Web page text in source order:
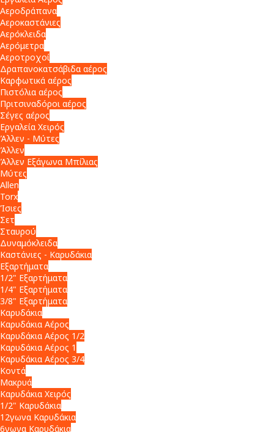
Αεροδράπανα
Αεροκαστάνιες
Αερόκλειδα
Αερόμετρα
Αεροτροχοί
Δραπανοκατσάβιδα αέρος
Καρφωτικά αέρος
Πιστόλια αέρος
Πριτσιναδόροι αέρος
Σέγες αέρος
Εργαλεία Χειρός
Άλλεν - Μύτες
Άλλεν
Άλλεν Εξάγωνα Μπίλιας
Μύτες
Allen
Torx
Ίσιες
Σετ
Σταυρού
Δυναμόκλειδα
Καστάνιες - Καρυδάκια
Εξαρτήματα
1/2" Εξαρτήματα
1/4" Εξαρτήματα
3/8" Εξαρτήματα
Καρυδάκια
Καρυδάκια Αέρος
Καρυδάκια Αέρος 1/2
Καρυδάκια Αέρος 1
Καρυδάκια Αέρος 3/4
Κοντά
Μακρυά
Καρυδάκια Χειρός
1/2" Καρυδάκια
12γωνα Καρυδάκια
6γωνα Καρυδάκια